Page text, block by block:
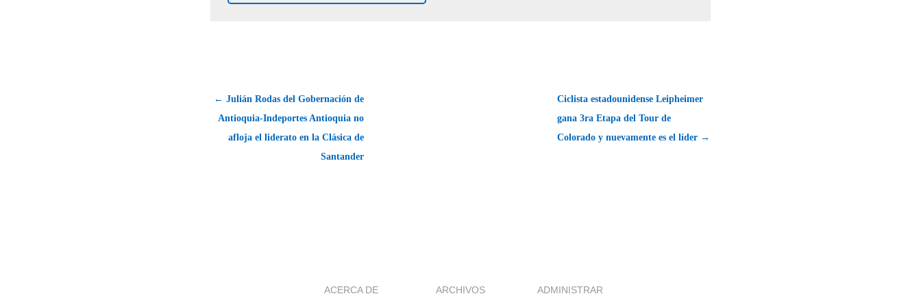
← Julián Rodas del Gobernación de
Antioquia-Indeportes Antioquia no
afloja el liderato en la Clásica de
Santander
Ciclista estadounidense Leipheimer
gana 3ra Etapa del Tour de
Colorado y nuevamente es el líder →
ACERCA DE ARCHIVOS ADMINISTRAR